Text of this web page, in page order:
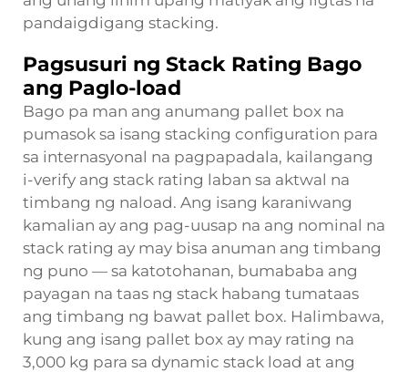
pandaigdigang stacking.
Pagsusuri ng Stack Rating Bago
ang Paglo-load
Bago pa man ang anumang pallet box na
pumasok sa isang stacking configuration para
sa internasyonal na pagpapadala, kailangang
i-verify ang stack rating laban sa aktwal na
timbang ng naload. Ang isang karaniwang
kamalian ay ang pag-uusap na ang nominal na
stack rating ay may bisa anuman ang timbang
ng puno — sa katotohanan, bumababa ang
payagan na taas ng stack habang tumataas
ang timbang ng bawat pallet box. Halimbawa,
kung ang isang pallet box ay may rating na
3,000 kg para sa dynamic stack load at ang